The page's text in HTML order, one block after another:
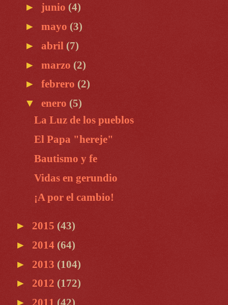
► junio (4)
► mayo (3)
► abril (7)
► marzo (2)
► febrero (2)
▼ enero (5)
La Luz de los pueblos
El Papa "hereje"
Bautismo y fe
Vidas en gerundio
¡A por el cambio!
► 2015 (43)
► 2014 (64)
► 2013 (104)
► 2012 (172)
► 2011 (42)